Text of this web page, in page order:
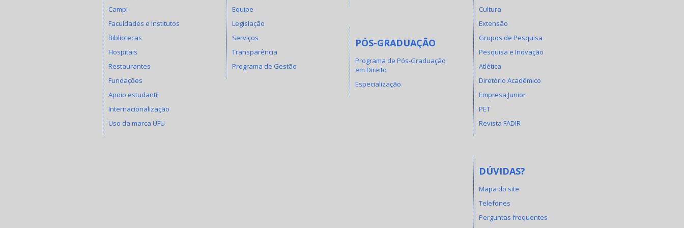
Campi
Faculdades e Institutos
Bibliotecas
Hospitais
Restaurantes
Fundações
Apoio estudantil
Internacionalização
Uso da marca UFU
Equipe
Legislação
Serviços
Transparência
Programa de Gestão
PÓS-GRADUAÇÃO
Programa de Pós-Graduação
em Direito
Especialização
Cultura
Extensão
Grupos de Pesquisa
Pesquisa e Inovação
Atlética
Diretório Acadêmico
Empresa Junior
PET
Revista FADIR
DÚVIDAS?
Mapa do site
Telefones
Perguntas frequentes